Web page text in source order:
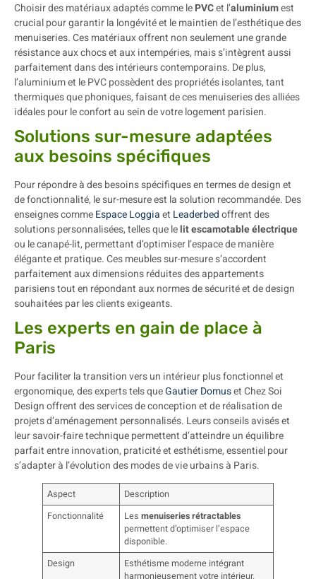
Choisir des matériaux adaptés comme lePVCet l’aluminiumest
crucial pour garantir la longévité et le maintien de l’esthétique des
menuiseries. Ces matériaux offrent non seulement une grande
résistance aux chocs et aux intempéries, mais s’intègrent aussi
parfaitement dans des intérieurs contemporains. De plus,
l’aluminium et le PVC possèdent des propriétés isolantes, tant
thermiques que phoniques, faisant de ces menuiseries des alliées
idéales pour le confort au sein de votre logement parisien.
Solutions sur-mesure adaptées
aux besoins spécifiques
Pour répondre à des besoins spécifiques en termes de design et
de fonctionnalité, le sur-mesure est la solution recommandée. Des
enseignes commeEspace Loggiaet Leaderbedoffrent des
solutions personnalisées, telles que lelit escamotable électrique
ou le canapé-lit, permettant d’optimiser l’espace de manière
élégante et pratique. Ces meubles sur-mesure s’accordent
parfaitement aux dimensions réduites des appartements
parisiens tout en répondant aux normes de sécurité et de design
souhaitées par les clients exigeants.
Les experts en gain de place à
Paris
Pour faciliter la transition vers un intérieur plus fonctionnel et
ergonomique, des experts tels queGautier Domuset Chez Soi
Design offrent des services de conception et de réalisation de
projets d’aménagement personnalisés. Leurs conseils avisés et
leur savoir-faire technique permettent d’atteindre un équilibre
parfait entre innovation, praticité et esthétisme, essentiel pour
s’adapter à l’évolution des modes de vie urbains à Paris.
Aspect
Description
Fonctionnalité
Lesmenuiseries rétractables
permettent d’optimiser l’espace
disponible.
Design
Esthétisme moderne intégrant
harmonieusement votre intérieur.